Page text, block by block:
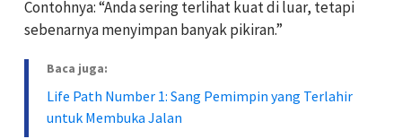
Contohnya: “Anda sering terlihat kuat di luar, tetapi
sebenarnya menyimpan banyak pikiran.”
Baca juga:
Life Path Number 1: Sang Pemimpin yang Terlahir
untuk Membuka Jalan